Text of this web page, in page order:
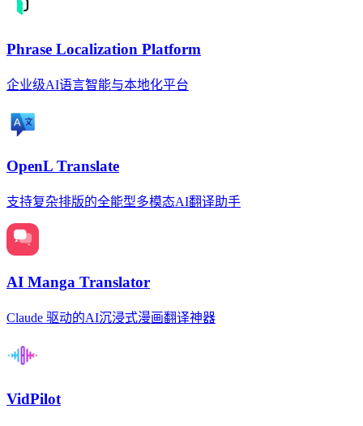
Phrase Localization Platform
企业级AI语言智能与本地化平台
OpenL Translate
支持复杂排版的全能型多模态AI翻译助手
AI Manga Translator
Claude 驱动的AI沉浸式漫画翻译神器
VidPilot